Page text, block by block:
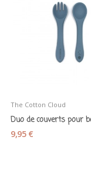
The Cotton Cloud
9,95 €